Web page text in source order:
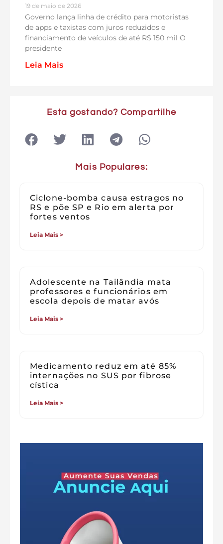
19 de maio de 2026
Governo lança linha de crédito para motoristas
de apps e taxistas com juros reduzidos e
financiamento de veículos de até R$ 150 mil O
presidente
Leia Mais
Esta gostando? Compartilhe
Mais Populares:
Ciclone-bomba causa estragos no
RS e põe SP e Rio em alerta por
fortes ventos
Leia Mais >
Adolescente na Tailândia mata
professores e funcionários em
escola depois de matar avós
Leia Mais >
Medicamento reduz em até 85%
internações no SUS por fibrose
cística
Leia Mais >